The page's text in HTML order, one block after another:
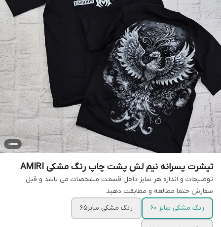
تیشرت پسرانه نیم لش پشت چاپ رنگ مشکی AMIRI
توضیحات و اندازه هر سایز داخل قسمت مشخصات می باشد و قبل
سفارش حتما مطالعه و مطابقت دهید
رنگ مشکی سایز 60
رنگ مشکی سایز65